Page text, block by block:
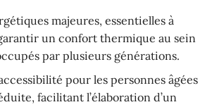
majeures, essentielles à
un confort thermique au sein
par plusieurs générations.
pour les personnes âgées
facilitant l’élaboration d’un